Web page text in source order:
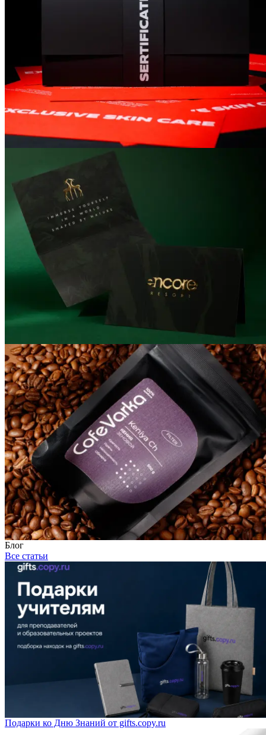
Блог
Все статьи
Подарки ко Дню Знаний от gifts.copy.ru